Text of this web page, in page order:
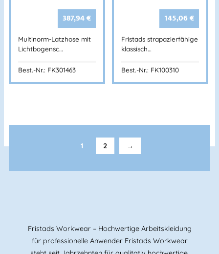
387,94€
Multinorm-Latzhose mit
Lichtbogensc…
Best.-Nr.: FK301463
145,06€
Fristads strapazierfähige
klassisch…
Best.-Nr.: FK100310
1 2 →
BANNENBERG
Fristads Workwear – Hochwertige Arbeitskleidung
für professionelle Anwender Fristads Workwear